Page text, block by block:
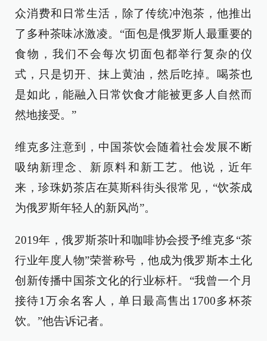
众消费和日常生活，除了传统冲泡茶，他推出
了多种茶味冰激凌。“面包是俄罗斯人最重要的
食物，我们不会每次切面包都举行复杂的仪
式，只是切开、抹上黄油，然后吃掉。喝茶也
是如此，能融入日常饮食才能被更多人自然而
然地接受。”
维克多注意到，中国茶饮会随着社会发展不断
吸纳新理念、新原料和新工艺。他说，近年
来，珍珠奶茶店在莫斯科街头很常见，“饮茶成
为俄罗斯年轻人的新风尚”。
2019年，俄罗斯茶叶和咖啡协会授予维克多“茶
行业年度人物”荣誉称号，他成为俄罗斯本土化
创新传播中国茶文化的行业标杆。“我曾一个月
接待1万余名客人，单日最高售出1700多杯茶
饮。”他告诉记者。